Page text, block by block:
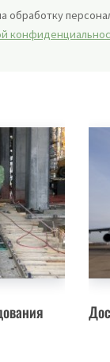
обработку